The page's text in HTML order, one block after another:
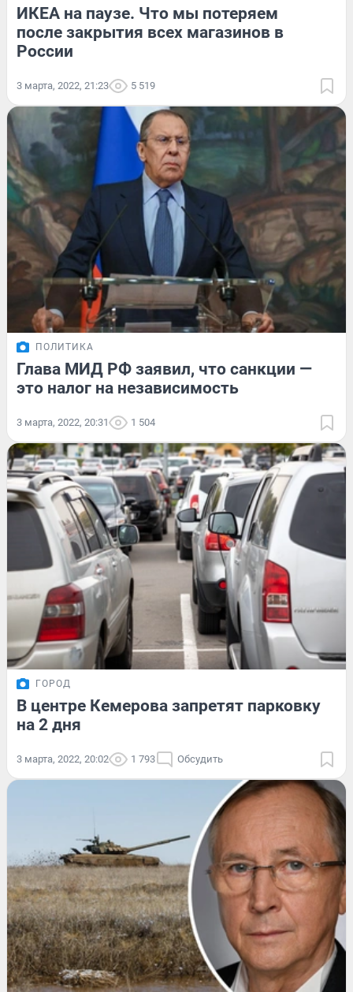
ИКЕА на паузе. Что мы потеряем
после закрытия всех магазинов в
России
3 марта, 2022, 21:23 5 519
ПОЛИТИКА
Глава МИД РФ заявил, что санкции —
это налог на независимость
3 марта, 2022, 20:31 1 504
ГОРОД
В центре Кемерова запретят парковку
на 2 дня
3 марта, 2022, 20:02 1 793 Обсудить